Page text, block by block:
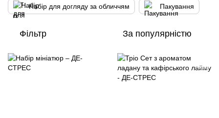
Набір для догляду за обличчям Пакування
Фільтр За популярністю